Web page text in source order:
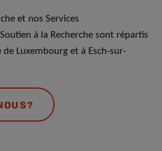
et nos Services
à la Recherche sont répartis
Luxembourg et à Esch-sur-